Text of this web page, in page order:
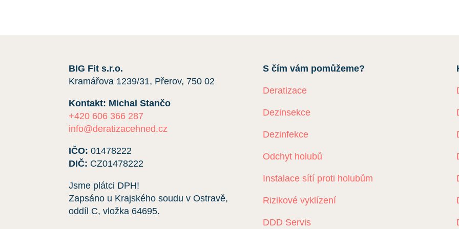
BIG Fit s.r.o.
Kramářova 1239/31, Přerov, 750 02
Kontakt: Michal Stančo
+420 606 366 287
info@deratizacehned.cz
IČO: 01478222
DIČ: CZ01478222
Jsme plátci DPH!
Zapsáno u Krajského soudu v Ostravě,
oddíl C, vložka 64695.
S čím vám pomůžeme?
Deratizace
Dezinsekce
Dezinfekce
Odchyt holubů
Instalace sítí proti holubům
Rizikové vyklízení
DDD Servis